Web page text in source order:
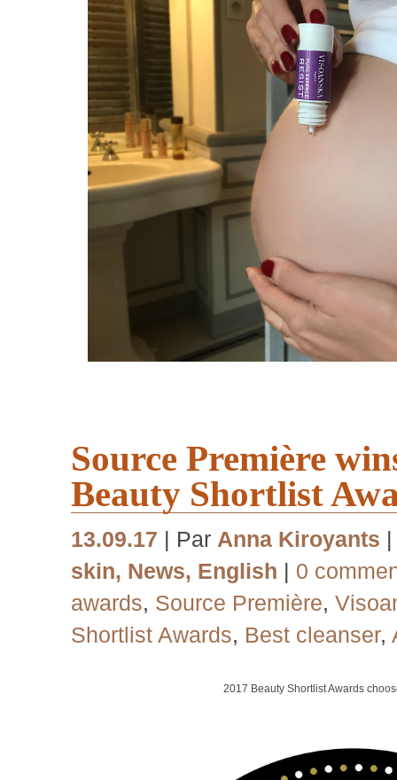
Source Première
Beauty Shortlist
13.09.17 | Par Anna Kiroyants
skin, News, English | 0
awards, Source Première,
Shortlist Awards, Best cleanser,
2017 Beauty Shortlist Awards